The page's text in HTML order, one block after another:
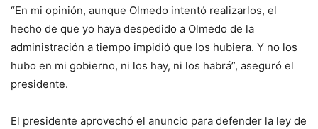
“En mi opinión, aunque Olmedo intentó realizarlos, el
hecho de que yo haya despedido a Olmedo de la
administración a tiempo impidió que los hubiera. Y no los
hubo en mi gobierno, ni los hay, ni los habrá”, aseguró el
presidente.
El presidente aprovechó el anuncio para defender la ley de